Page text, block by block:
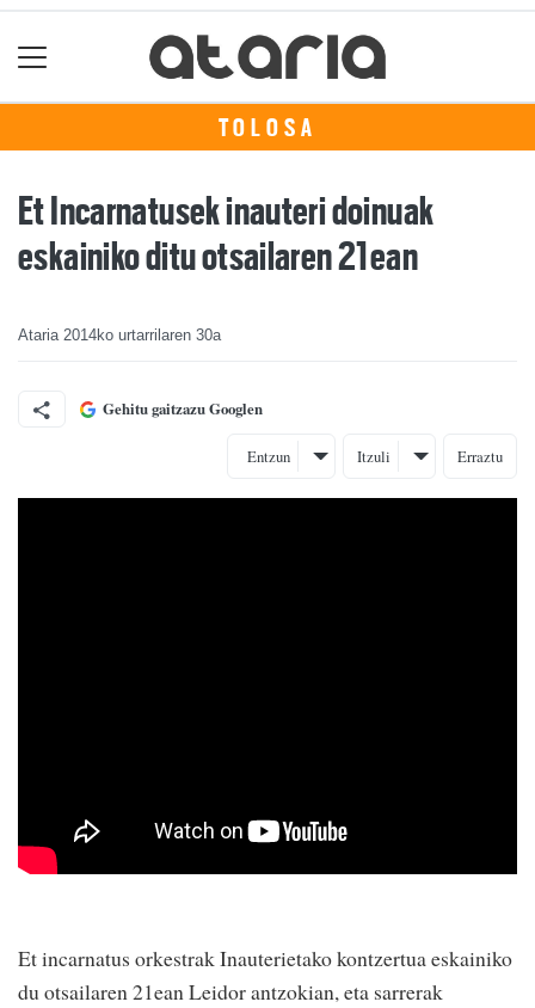
TOLOSA
Et Incarnatusek inauteri doinuak
eskainiko ditu otsailaren 21ean
Ataria 2014ko urtarrilaren 30a
Gehitu gaitzazu Googlen
Entzun Itzuli Erraztu
Et incarnatus orkestrak Inauterietako kontzertua eskainiko
du otsailaren 21ean Leidor antzokian, eta sarrerak